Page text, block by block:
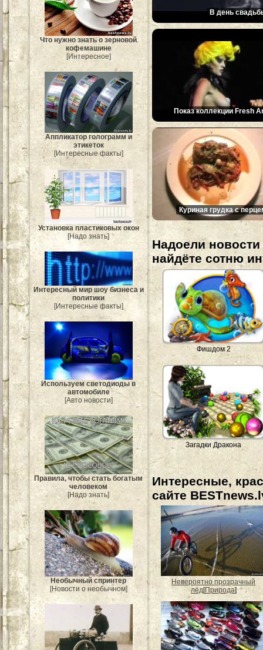
Что нужно знать о зерновой
кофемашине
[Интересное]
Аппликатор голограмм и
этикеток
[Интересные факты]
Установка пластиковых окон
[Надо знать]
Интересный мир шоу бизнеса и
политики
[Интересные факты]
Используем светодиоды в
автомобиле
[Авто новости]
Правила, чтобы стать богатым
человеком
[Надо знать]
Необычный спринтер
[Новости о необычном]
В день
Показ коллекции Fresh
Куриная грудка с
Надоели
найдёте сотню
Фишдом 2
Загадки Дракона
Интересные,
сайте
Невероятно прозрачный
лёд[Природа]